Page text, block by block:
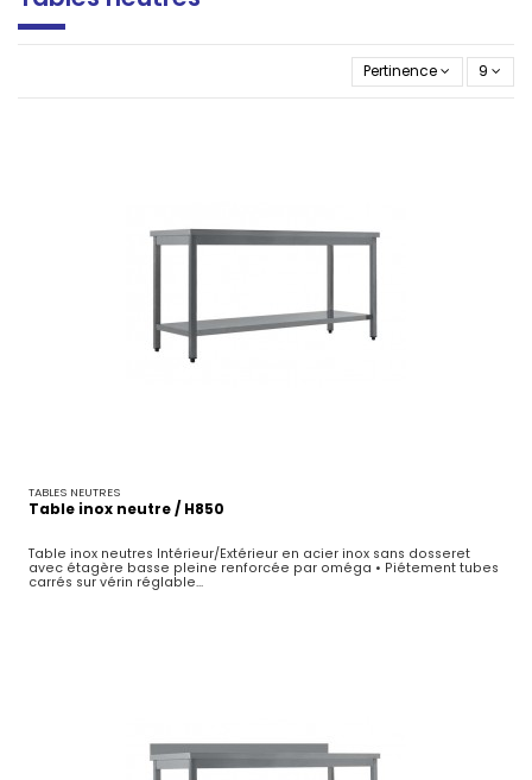
Pertinence 9
TABLES NEUTRES
Table inox neutre / H850
Table inox neutres Intérieur/Extérieur en acier inox sans dosseret
avec étagère basse pleine renforcée par oméga • Piétement tubes
carrés sur vérin réglable...